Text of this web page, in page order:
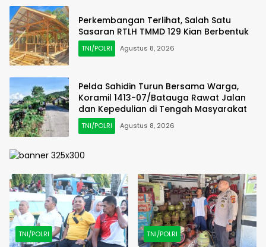
Perkembangan Terlihat, Salah Satu
Sasaran RTLH TMMD 129 Kian Berbentuk
TNI/POLRI Agustus 8, 2026
Pelda Sahidin Turun Bersama Warga,
Koramil 1413-07/Batauga Rawat Jalan
dan Kepedulian di Tengah Masyarakat
TNI/POLRI Agustus 8, 2026
TNI/POLRI TNI/POLRI